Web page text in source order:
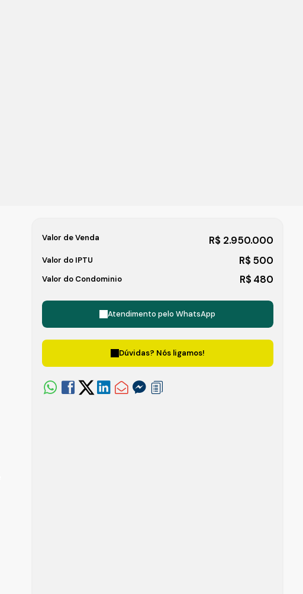
R$ 2.950.000
Valor de Venda
Valor do IPTU R$ 500
Valor do Condominio R$ 480
Atendimento pelo WhatsApp
Dúvidas? Nós ligamos!